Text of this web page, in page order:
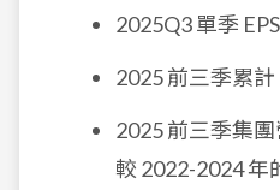
2025Q3 單季 EPS
2025 前三季累計
2025 前三季集團
較 2022-2024 年